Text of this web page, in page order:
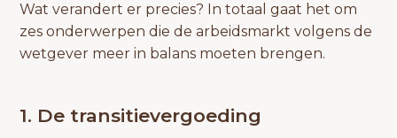
Wat verandert er precies? In totaal gaat het om
zes onderwerpen die de arbeidsmarkt volgens de
wetgever meer in balans moeten brengen.
1. De transitievergoeding